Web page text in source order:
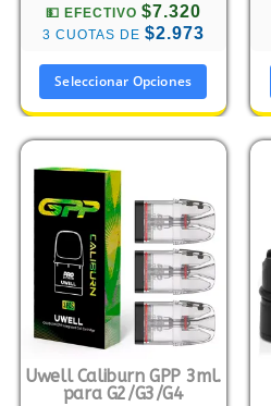
💵 EFECTIVO $7.320
3 CUOTAS DE $2.973
Seleccionar Opciones
Uwell Caliburn GPP 3ml.
para G2/G3/G4